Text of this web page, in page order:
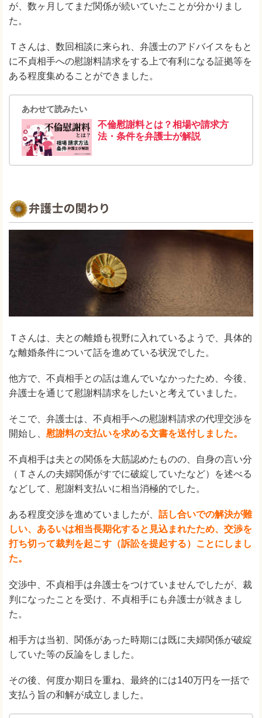
が、数ヶ月してまだ関係が続いていたことが分かりまし
た。
Ｔさんは、数回相談に来られ、弁護士のアドバイスをもと
に不貞相手への慰謝料請求をする上で有利になる証拠等を
ある程度集めることができました。
あわせて読みたい
不倫慰謝料とは？相場や請求方
法・条件を弁護士が解説
Ｔさんは、夫との離婚も視野に入れているようで、具体的
な離婚条件について話を進めている状況でした。
他方で、不貞相手との話は進んでいなかったため、今後、
弁護士を通じて慰謝料請求をしたいと考えていました。
そこで、弁護士は、不貞相手への慰謝料請求の代理交渉を
開始し、 慰謝料の支払いを求める文書を送付しました。
不貞相手は夫との関係を大筋認めたものの、自身の言い分
（Ｔさんの夫婦関係がすでに破綻していたなど）を述べる
などして、慰謝料支払いに相当消極的でした。
ある程度交渉を進めていましたが、 話し合いでの解決が難
しい、あるいは相当長期化すると見込まれたため、交渉を
打ち切って裁判を起こす（訴訟を提起する）ことにしまし
た。
交渉中、不貞相手は弁護士をつけていませんでしたが、裁
判になったことを受け、不貞相手にも弁護士が就きまし
た。
相手方は当初、関係があった時期には既に夫婦関係が破綻
していた等の反論をしました。
その後、何度か期日を重ね、最終的には140万円を一括で
支払う旨の和解が成立しました。